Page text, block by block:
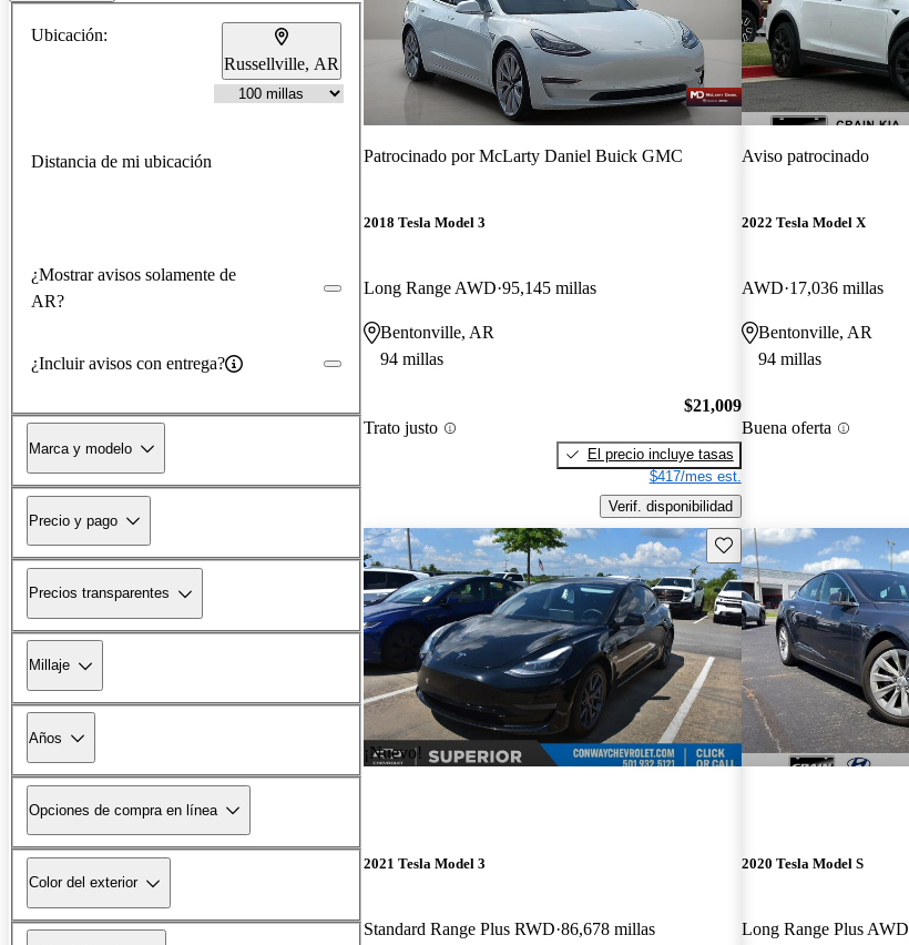
Ubicación:
Russellville, AR
Distancia de mi ubicación
¿Mostrar avisos solamente de
AR?
¿Incluir avisos con entrega?
Marca y modelo
Precio y pago
Precios transparentes
Millaje
Años
Opciones de compra en línea
Color del exterior
Patrocinado porMcLarty Daniel Buick GMC
2018 Tesla Model 3
Long Range AWD 95,145 millas
Bentonville, AR
94 millas
Trato justo
$21,009
El precio incluye tasas
$417/mes est.
Verif. disponibilidad
Aviso patrocinado
2022 Tesla Model X
AWD 17,036 millas
Bentonville, AR
94 millas
Buena oferta
¡Nuevo!
Guarda este Aviso
2021 Tesla Model 3
Standard Range Plus RWD 86,678 millas
2020 Tesla Model S
Long Range Plus AWD